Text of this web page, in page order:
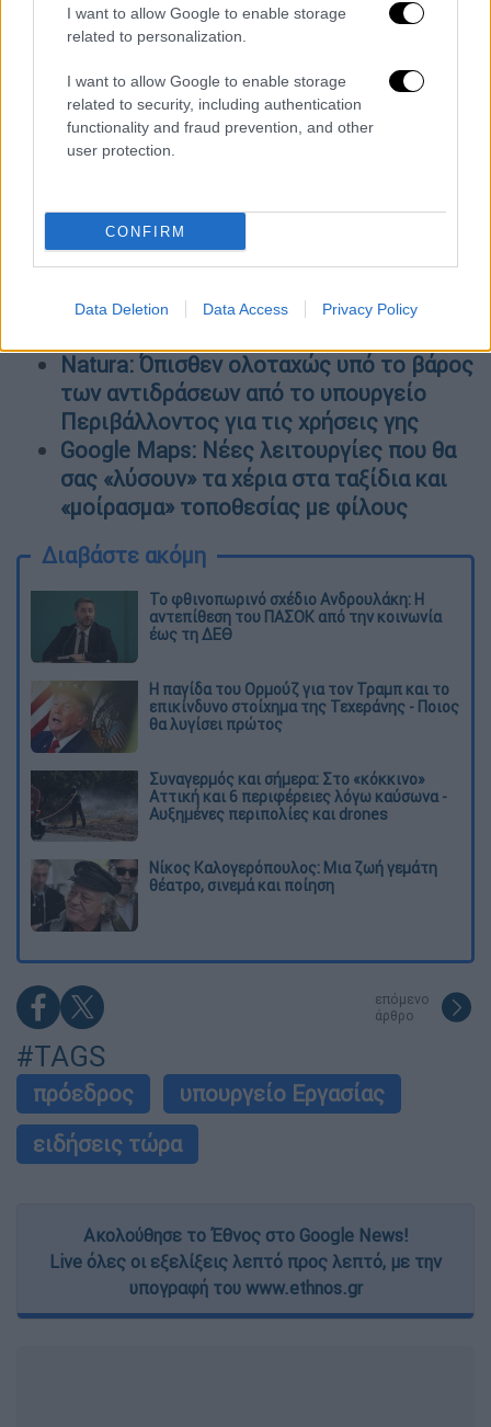
I want to allow Google to enable storage
related to personalization.
I want to allow Google to enable storage
related to security, including authentication
functionality and fraud prevention, and other
user protection.
CONFIRM
Data Deletion Data Access Privacy Policy
των αμέσως επομένων ημερών, κάθε
επιτυχία στο απαιτητικό έργο που
αναλαμβάνουν» κατέληξε ο υφυπουργός
Πάνος Τσακλόγλου.
ΟΛΕΣ ΟΙ ΕΙΔΗΣΕΙΣ
πλαφόν στα πάγια με κυβερνητική
τροπολογία – Τι είπε ο Κώστας Σκρέκας
τις εφάπαξ πληρωμές έως 30
Natura: Όπισθεν ολοταχώς υπό το βάρος
των αντιδράσεων από το υπουργείο
Περιβάλλοντος για τις χρήσεις γης
Google Maps: Νέες λειτουργίες που θα
σας «λύσουν» τα χέρια στα ταξίδια και
«μοίρασμα» τοποθεσίας με φίλους
Διαβάστε ακόμη
Το φθινοπωρινό σχέδιο Ανδρουλάκη: Η
αντεπίθεση του ΠΑΣΟΚ από την κοινωνία
έως τη ΔΕΘ
Η παγίδα του Ορμούζ για τον Τραμπ και το
επικίνδυνο στοίχημα της Τεχεράνης - Ποιος
θα λυγίσει πρώτος
Συναγερμός και σήμερα: Στο «κόκκινο»
Αττική και 6 περιφέρειες λόγω καύσωνα -
Αυξημένες περιπολίες και drones
Νίκος Καλογερόπουλος: Μια ζωή γεμάτη
θέατρο, σινεμά και ποίηση
επόμενο
άρθρο
#TAGS
πρόεδρος
υπουργείο Εργασίας
ειδήσεις τώρα
Ακολούθησε το Έθνος στο Google News!
Live όλες οι εξελίξεις λεπτό προς λεπτό, με την
υπογραφή του www.ethnos.gr